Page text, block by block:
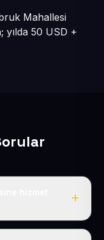
Mahallesi
yılda 50 USD +
ve Kocasinan